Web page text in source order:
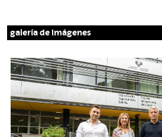
galería de imágenes